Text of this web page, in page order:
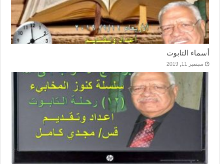
أسماء التابوت
سبتمبر 11, 2019